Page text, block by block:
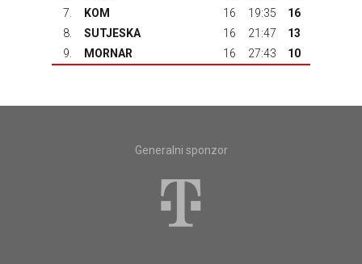
7.
KOM 16 19:35
16
8.
SUTJESKA 16 21:47
13
9.
MORNAR 16 27:43 10
Generalni sponzor